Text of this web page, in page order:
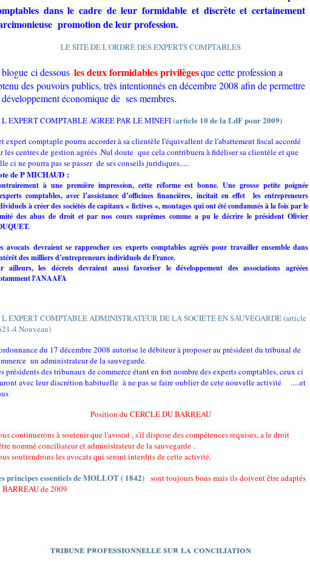
dans le cadre de leur formidable et discrète et certainement
promotion de leur profession.
LE SITE DE L'ORDRE DES EXPERTS COMPTABLES
ci dessous les deux formidables privilègesque cette profession a
des pouvoirs publics, très intentionnés en décembre 2008 afin de permettre
économique de ses membres.
EXPERT COMPTABLE AGREE PAR LE MINEFI(article 10 de la LdF pour 2009)
expert comptaple pourra accorder à sa clientèle l'équivallent de l'abattement fiscal accordé
les centres de gestion agréés .Nul doute que cela contribuera à fidéliser sa clientèle et que
ci ne pourra pas se passer de ses conseils juridiques.....
de P MICHAUD :
à une première impression, cette réforme est bonne. Une grosse petite poignée
comptables, avec l’assistance d’officines financières, incitait en effet
les entrepreneurs
à créer des sociétés de capitaux « fictives «, montages qui ont été condamnés à la fois parle
des abus de droit et par nos cours suprêmes comme a pu le décrire le président Olivier
avocats devraient se rapprocher ces experts comptables agréés pour travailler ensemble dans
des milliers d’entrepreneurs individuels de France.
ailleurs, les décrets devraient aussi favoriser le développement des associations agréées
l'ANAAFA
L EXPERT COMPTABLE ADMINISTRATEUR DE LA SOCIETE EN SAUVEGARDE (article
4 Nouveau)
du 17 décembre 2008 autorise le débiteur à proposer au président du tribunal de
un administrateur de la sauvegarde.
présidents des tribunaux de commerce étant en fort nombre des experts comptables, ceux ci
avec leur discrétion habituelle à ne pas se faire oublier de cete nouvelle activité .....et
Position du CERCLE DU BARREAU
continuerons à soutenir que l'avocat , s'il dispose des compétences requises, a le droit
nommé conciliateur et administrateur de la sauvegarde .
soutiendrons les avocats qui seront interdits de cette activité.
principes essentiels de MOLLOT ( 1842) sont toujours bons mais ils doivent être adaptés
BARREAU de 2009
tribune professionnelle sur la conciliation